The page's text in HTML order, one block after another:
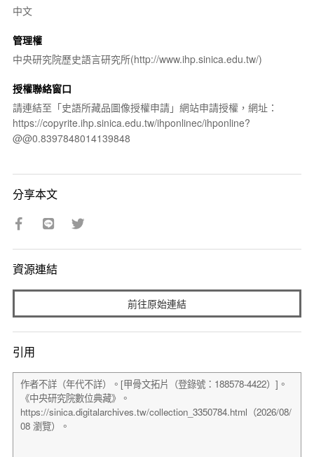
中文
管理權
中央研究院歷史語言研究所(http://www.ihp.sinica.edu.tw/)
授權聯絡窗口
請連結至「史語所藏品圖像授權申請」網站申請授權，網址：
https://copyrite.ihp.sinica.edu.tw/ihponlinec/ihponline?
@@0.8397848014139848
分享本文
資源連結
前往原始連結
引用